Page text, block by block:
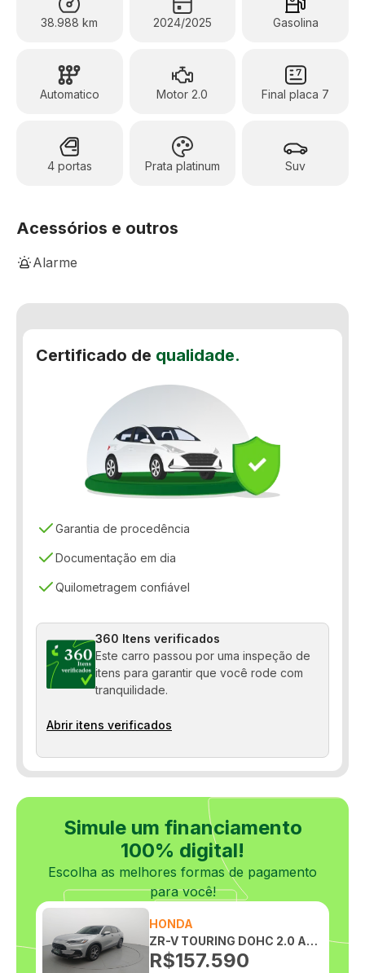
38.988 km 2024/2025 Gasolina
Automatico Motor 2.0 Final placa 7
4 portas Prata platinum Suv
Acessórios e outros
Alarme
Banco Bi-Partido
Bancos de couro
Certificado de qualidade.
Garantia de procedência
Documentação em dia
Quilometragem confiável
360 Itens verificados
Este carro passou por uma inspeção de
itens para garantir que você rode com
tranquilidade.
Abrir itens verificados
Simule um financiamento
100% digital!
Escolha as melhores formas de pagamento
para você!
HONDA
ZR-V TOURING DOHC 2.0 AUTOMATICO
R$157.590